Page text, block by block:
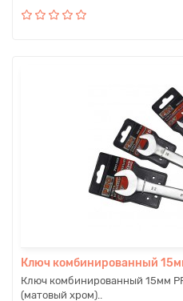
Ключ комбинированный
Ключ комбинированный 15мм
(матовый хром)..